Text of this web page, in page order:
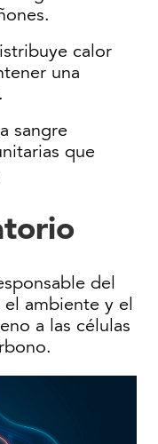
calor
una
sangre
que
del
ambiente y el
a las células